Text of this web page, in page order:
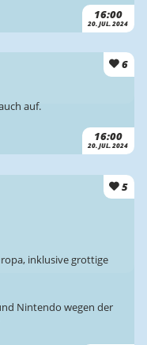
16:00
20. JUL. 2024
6
16:00
20. JUL. 2024
auf.
5
inklusive grottige
Nintendo wegen der